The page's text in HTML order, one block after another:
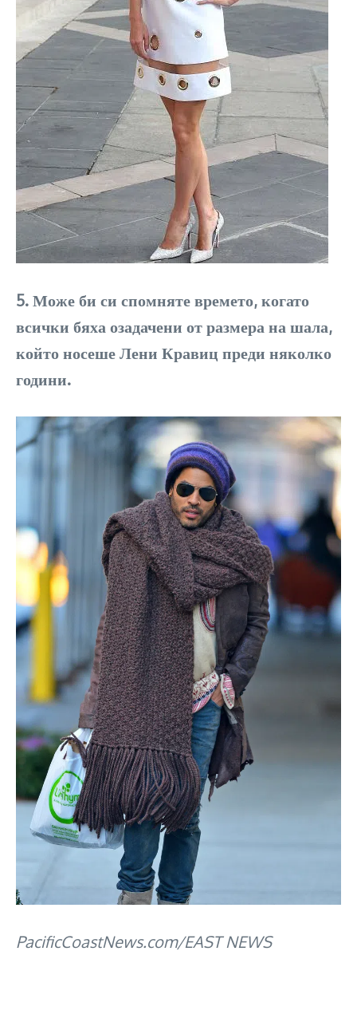
5. Може би си спомняте времето, когато
всички бяха озадачени от размера на шала,
който носеше Лени Кравиц преди няколко
години.
PacificCoastNews.com/EAST NEWS